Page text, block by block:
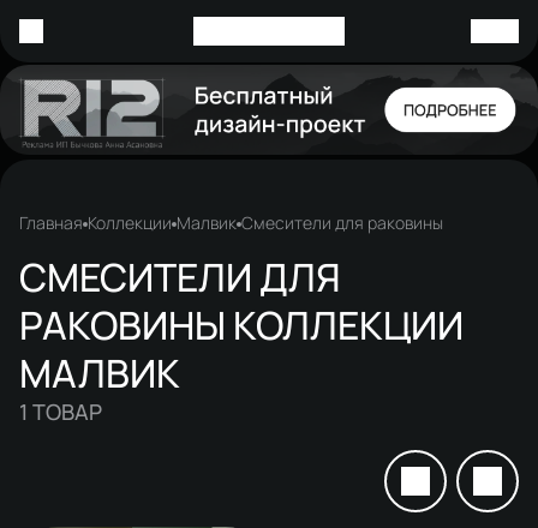
Главная Коллекции Малвик Смесители для раковины
СМЕСИТЕЛИ ДЛЯ
РАКОВИНЫ КОЛЛЕКЦИИ
МАЛВИК
1 ТОВАР